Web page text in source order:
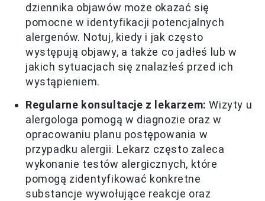
dziennika objawów może okazać się
pomocne w identyfikacji potencjalnych
alergenów. Notuj, kiedy i jak często
występują objawy, a także co jadłeś lub w
jakich sytuacjach się znalazłeś przed ich
wystąpieniem.
Regularne konsultacje z lekarzem: Wizyty u
alergologa pomogą w diagnozie oraz w
opracowaniu planu postępowania w
przypadku alergii. Lekarz często zaleca
wykonanie testów alergicznych, które
pomogą zidentyfikować konkretne
substancje wywołujące reakcje oraz